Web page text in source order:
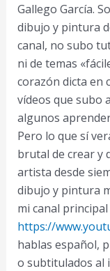
Gallego García.
dibujo y pintura
canal, no subo
ni de temas
corazón dicta en
vídeos que subo
algunos
Pero lo que sí
brutal de crear y
artista desde
dibujo y pintura
mi canal
https://
hablas español,
o subtitulados al